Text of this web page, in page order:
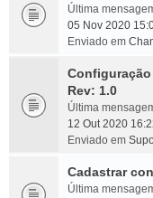
Última
05 Nov 2020
Enviado em
Configuração
Rev: 1.0
Última
12 Out 2020
Enviado em
Cadastrar
Última